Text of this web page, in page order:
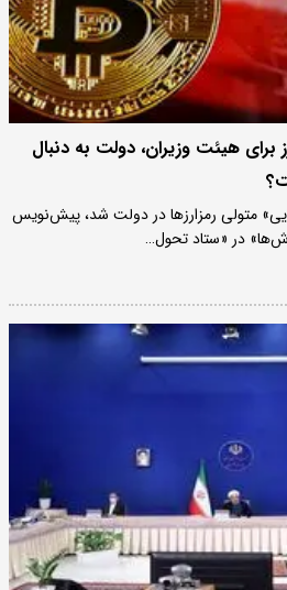
برای هیئت وزیران، دولت به دنبال
متولی رمزارزها در دولت شد، پیش‌نویس
در «ستاد تحول…